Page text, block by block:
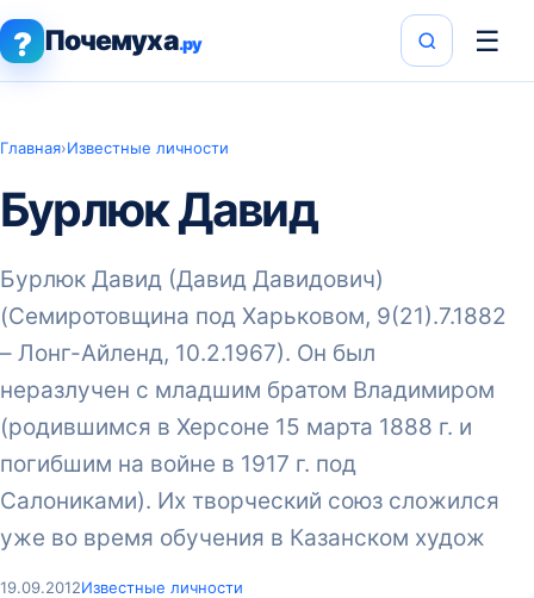
? Почемуха.ру ☰
Главная›Известные личности
Бурлюк Давид
Бурлюк Давид (Давид Давидович)
(Семиротовщина под Харьковом, 9(21).7.1882
– Лонг-Айленд, 10.2.1967). Он был
неразлучен с младшим братом Владимиром
(родившимся в Херсоне 15 марта 1888 г. и
погибшим на войне в 1917 г. под
Салониками). Их творческий союз сложился
уже во время обучения в Казанском худож
19.09.2012Известные личности